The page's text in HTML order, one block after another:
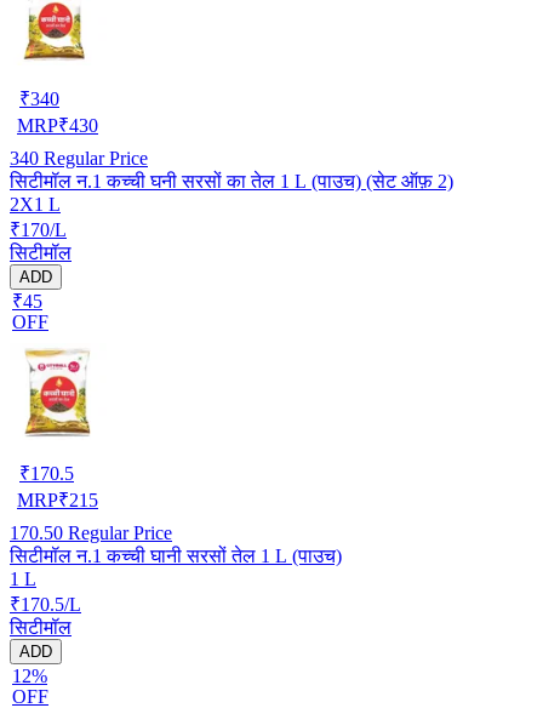
₹340
MRP₹430
340 Regular Price
सिटीमॉल न.1 कच्ची घनी सरसों का तेल 1 L (पाउच) (सेट ऑफ़ 2)
2X1 L
₹170/L
सिटीमॉल
ADD
₹45
OFF
₹170.5
MRP₹215
170.50 Regular Price
सिटीमॉल न.1 कच्ची घानी सरसों तेल 1 L (पाउच)
1 L
₹170.5/L
सिटीमॉल
ADD
12%
OFF